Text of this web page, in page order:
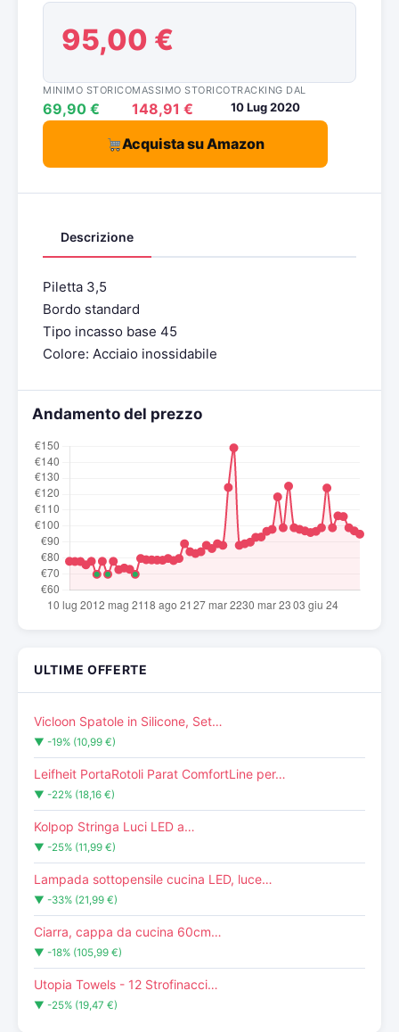
95,00 €
MINIMO STORICO
69,90 €
MASSIMO STORICO
148,91 €
TRACKING DAL
10 Lug 2020
Acquista su Amazon
Descrizione
Piletta 3,5
Bordo standard
Tipo incasso base 45
Colore: Acciaio inossidabile
Andamento del prezzo
ULTIME OFFERTE
Vicloon Spatole in Silicone, Set…
▼ -19% (10,99 €)
Leifheit PortaRotoli Parat ComfortLine per…
▼ -22% (18,16 €)
Kolpop Stringa Luci LED a…
▼ -25% (11,99 €)
Lampada sottopensile cucina LED, luce…
▼ -33% (21,99 €)
Ciarra, cappa da cucina 60cm…
▼ -18% (105,99 €)
Utopia Towels - 12 Strofinacci…
▼ -25% (19,47 €)